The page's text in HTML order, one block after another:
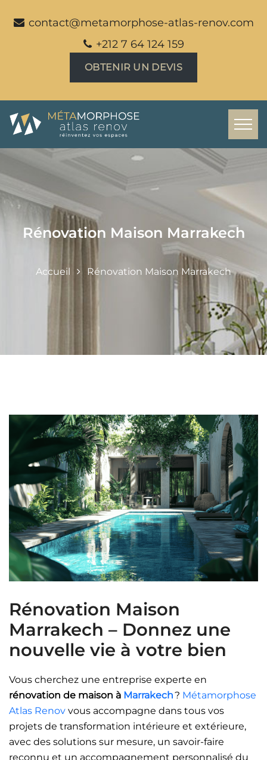
contact@metamorphose-atlas-renov.com
+212 7 64 124 159
OBTENIR UN DEVIS
Rénovation Maison Marrakech
Accueil Rénovation Maison Marrakech
Rénovation Maison
Marrakech – Donnez une
nouvelle vie à votre bien
Vous cherchez une entreprise experte en
rénovation de maison à Marrakech? Métamorphose
Atlas Renov vous accompagne dans tous vos
projets de transformation intérieure et extérieure,
avec des solutions sur mesure, un savoir-faire
reconnu et un accompagnement personnalisé du